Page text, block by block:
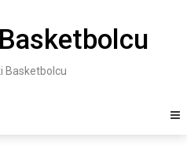
Basketbolcu